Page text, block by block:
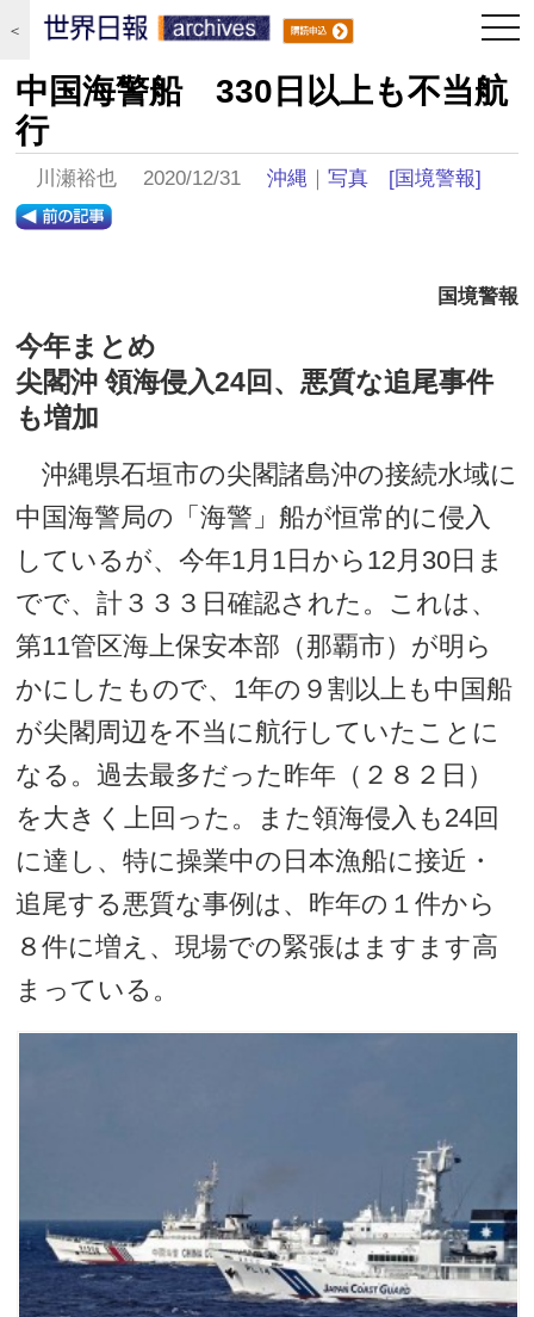
＜
中国海警船 330日以上も不当航
行
川瀬裕也 2020/12/31沖縄 ｜写真 [国境警報]
国境警報
今年まとめ
尖閣沖 領海侵入24回、悪質な追尾事件
も増加
沖縄県石垣市の尖閣諸島沖の接続水域に
中国海警局の「海警」船が恒常的に侵入
しているが、今年1月1日から12月30日ま
でで、計３３３日確認された。これは、
第11管区海上保安本部（那覇市）が明ら
かにしたもので、1年の９割以上も中国船
が尖閣周辺を不当に航行していたことに
なる。過去最多だった昨年（２８２日）
を大きく上回った。また領海侵入も24回
に達し、特に操業中の日本漁船に接近・
追尾する悪質な事例は、昨年の１件から
８件に増え、現場での緊張はますます高
まっている。